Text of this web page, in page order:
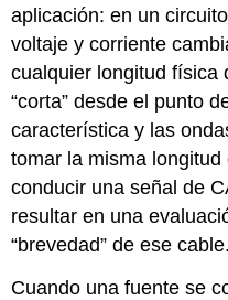
aplicación: en un
voltaje y corriente
cualquier longitud física
“corta” desde el punto
característica y las
tomar la misma
conducir una señal de
resultar en una
“brevedad” de ese cable.
Cuando una fuente se